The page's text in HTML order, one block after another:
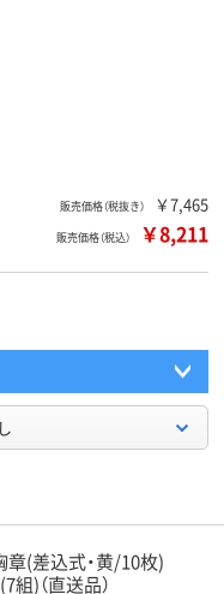
販売価格（税抜き） ￥7,465
販売価格（税込） ￥8,211
(差込式・黄/10枚)
)（直送品）